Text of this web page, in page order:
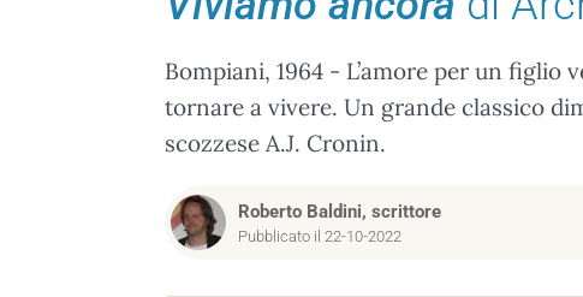
Bompiani, 1964 - L’amore per un
tornare a vivere. Un grande classico
scozzese A.J. Cronin.
Roberto Baldini, scrittore
Pubblicato il 22-10-2022